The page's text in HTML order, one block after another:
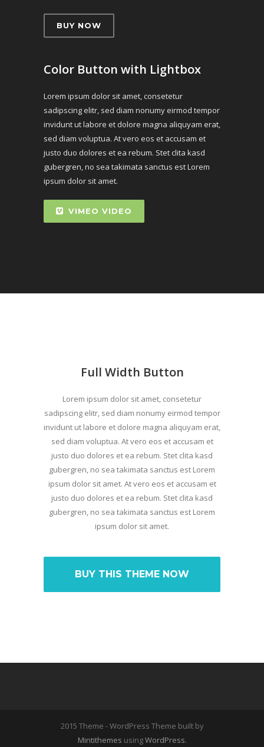
BUY NOW
Color Button with Lightbox
Lorem ipsum dolor sit amet, consetetur
sadipscing elitr, sed diam nonumy eirmod tempor
invidunt ut labore et dolore magna aliquyam erat,
sed diam voluptua. At vero eos et accusam et
justo duo dolores et ea rebum. Stet clita kasd
gubergren, no sea takimata sanctus est Lorem
ipsum dolor sit amet.
VIMEO VIDEO
Full Width Button
Lorem ipsum dolor sit amet, consetetur
sadipscing elitr, sed diam nonumy eirmod tempor
invidunt ut labore et dolore magna aliquyam erat,
sed diam voluptua. At vero eos et accusam et
justo duo dolores et ea rebum. Stet clita kasd
gubergren, no sea takimata sanctus est Lorem
ipsum dolor sit amet. At vero eos et accusam et
justo duo dolores et ea rebum. Stet clita kasd
gubergren, no sea takimata sanctus est Lorem
ipsum dolor sit amet.
BUY THIS THEME NOW
2015 Theme - WordPress Theme built by
Mintithemes usingWordPress.